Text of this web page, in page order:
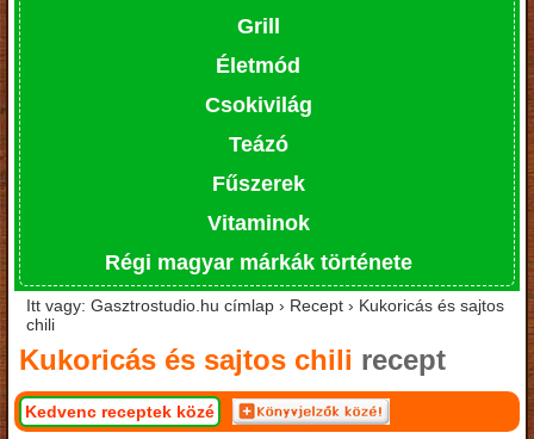
Grill
Életmód
Csokivilág
Teázó
Fűszerek
Vitaminok
Régi magyar márkák története
Itt vagy: Gasztrostudio.hu címlap › Recept › Kukoricás és sajtos
chili
Kukoricás és sajtos chili recept
Kedvenc receptek közé